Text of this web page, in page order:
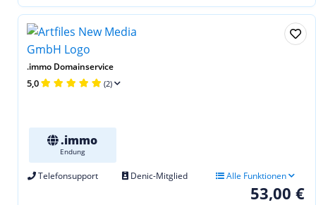
.immo Domainservice
5,0 (2)
.immo
Endung
Telefonsupport Denic-Mitglied Alle Funktionen
53,00 €